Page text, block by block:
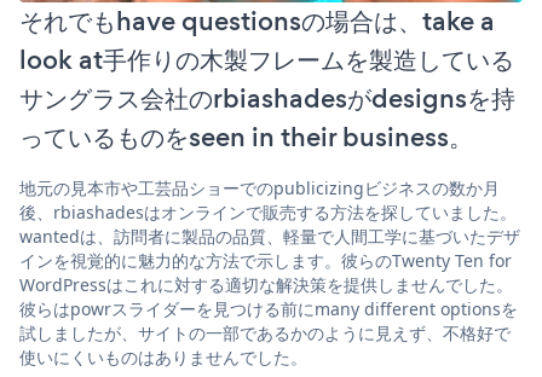
それでもhave questionsの場合は、take a
look at手作りの木製フレームを製造している
サングラス会社のrbiashadesがdesignsを持
っているものをseen in their business。
地元の見本市や工芸品ショーでのpublicizingビジネスの数か月
後、rbiashadesはオンラインで販売する方法を探していました。
wantedは、訪問者に製品の品質、軽量で人間工学に基づいたデザ
インを視覚的に魅力的な方法で示します。彼らのTwenty Ten for
WordPressはこれに対する適切な解決策を提供しませんでした。
彼らはpowrスライダーを見つける前にmany different optionsを
試しましたが、サイトの一部であるかのように見えず、不格好で
使いにくいものはありませんでした。